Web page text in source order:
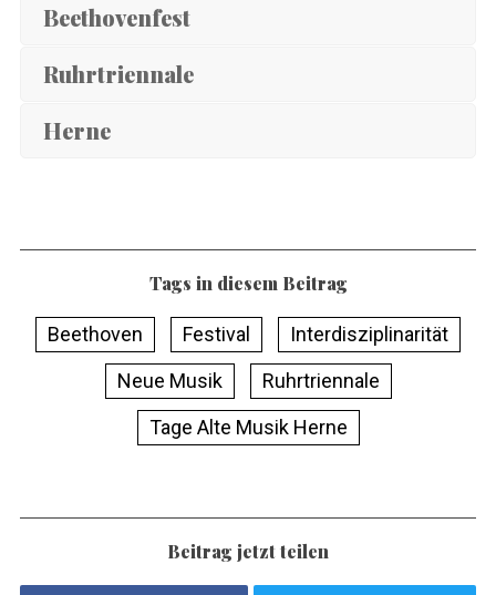
Beethovenfest
Ruhrtriennale
Herne
Tags in diesem Beitrag
Beethoven Festival
Interdisziplinarität
Neue Musik
Ruhrtriennale
Tage Alte Musik Herne
Beitrag jetzt teilen